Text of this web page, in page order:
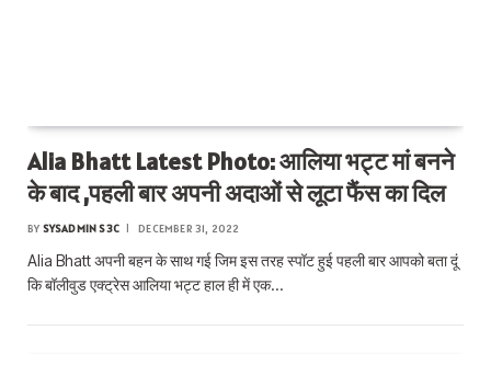
Alia Bhatt Latest Photo: आलिया भट्ट मां बनने
के बाद ,पहली बार अपनी अदाओं से लूटा फैंस का दिल
BY SYSADMIN S3C DECEMBER 31, 2022
Alia Bhatt अपनी बहन के साथ गई जिम इस तरह स्पॉट हुई पहली बार आपको बता दूं
कि बॉलीवुड एक्ट्रेस आलिया भट्ट हाल ही में एक…